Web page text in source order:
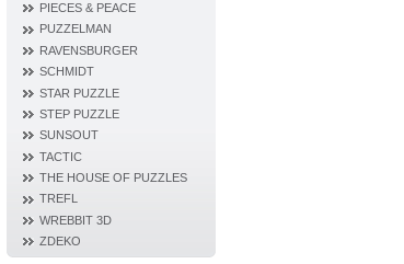
PIECES & PEACE
PUZZELMAN
RAVENSBURGER
SCHMIDT
STAR PUZZLE
STEP PUZZLE
SUNSOUT
TACTIC
THE HOUSE OF PUZZLES
TREFL
WREBBIT 3D
ZDEKO